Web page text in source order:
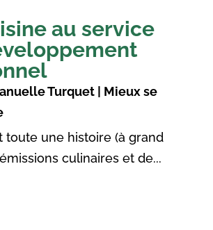
au service
Turquet| Mieux se
toute une histoire (à grand
culinaires et de...